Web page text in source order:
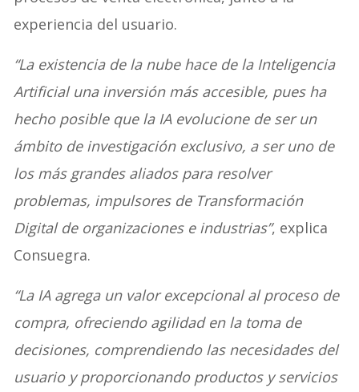
experiencia del usuario.
“La existencia de la nube hace de la Inteligencia
Artificial una inversión más accesible, pues ha
hecho posible que la IA evolucione de ser un
ámbito de investigación exclusivo, a ser uno de
los más grandes aliados para resolver
problemas, impulsores de Transformación
Digital de organizaciones e industrias”, explica
Consuegra.
“La IA agrega un valor excepcional al proceso de
compra, ofreciendo agilidad en la toma de
decisiones, comprendiendo las necesidades del
usuario y proporcionando productos y servicios